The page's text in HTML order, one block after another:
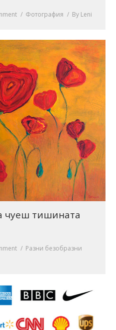
Фотография By Leni
чуеш тишината
Разни безобразни